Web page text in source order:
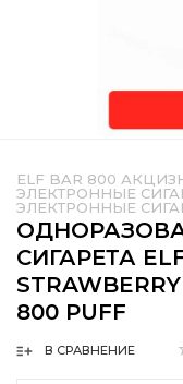
ELF BAR 800
ЭЛЕКТРОННЫЕ
ЭЛЕКТРОННЫЕ
СИГАРЕТА
800 PUFF
В СРАВНЕНИЕ